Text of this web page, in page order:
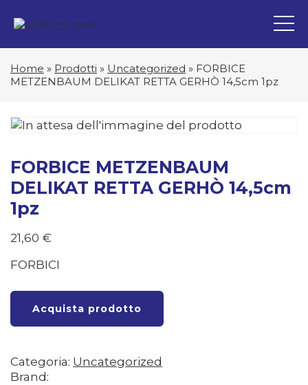
Home » Prodotti » Uncategorized » FORBICE
METZENBAUM DELIKAT RETTA GERHÒ 14,5cm 1pz
FORBICE METZENBAUM
DELIKAT RETTA GERHÒ 14,5cm
1pz
21,60 €
FORBICI
Acquista prodotto
Categoria: Uncategorized
Brand: